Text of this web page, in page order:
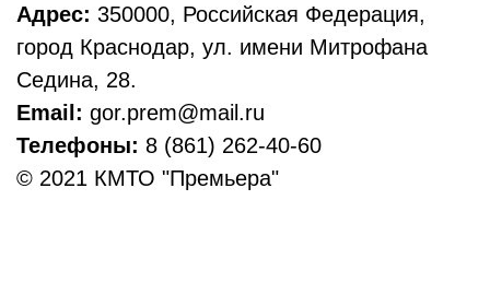
Адрес: 350000, Российская Федерация,
город Краснодар, ул. имени Митрофана
Седина, 28.
Email: gor.prem@mail.ru
Телефоны: 8 (861) 262-40-60
© 2021 КМТО "Премьера"